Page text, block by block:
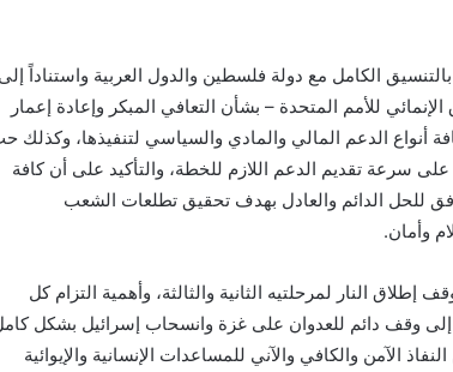
الكامل مع دولة فلسطين والدول العربية واستناداً إلى
للأمم المتحدة – بشأن التعافي المبكر وإعادة إعمار
أنواع الدعم المالي والمادي والسياسي لتنفيذها، وكذلك
سرعة تقديم الدعم اللازم للخطة، والتأكيد على أن كافة
للحل الدائم والعادل بهدف تحقيق تطلعات الشعب
وأمان.
النار لمرحلتيه الثانية والثالثة، وأهمية التزام كل
وقف دائم للعدوان على غزة وانسحاب إسرائيل بشكل
الآمن والكافي والآني للمساعدات الإنسانية والإيوائية